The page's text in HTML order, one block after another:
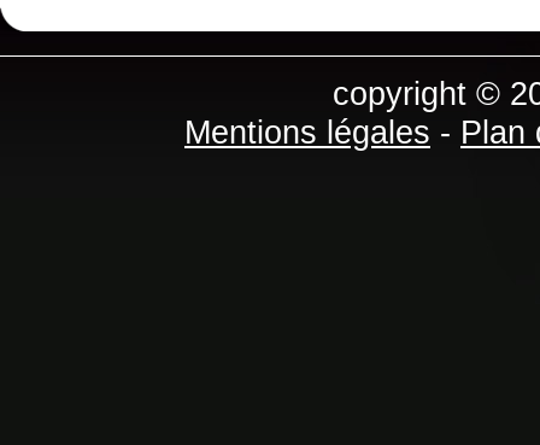
copyright ©
Mentions légales - Plan